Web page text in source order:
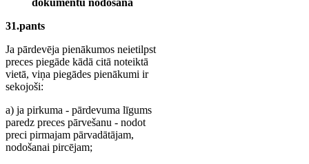
dokumentu nodošana
31.pants
Ja pārdevēja pienākumos neietilpst
preces piegāde kādā citā noteiktā
vietā, viņa piegādes pienākumi ir
sekojoši:
a) ja pirkuma - pārdevuma līgums
paredz preces pārvešanu - nodot
preci pirmajam pārvadātājam,
nodošanai pircējam;